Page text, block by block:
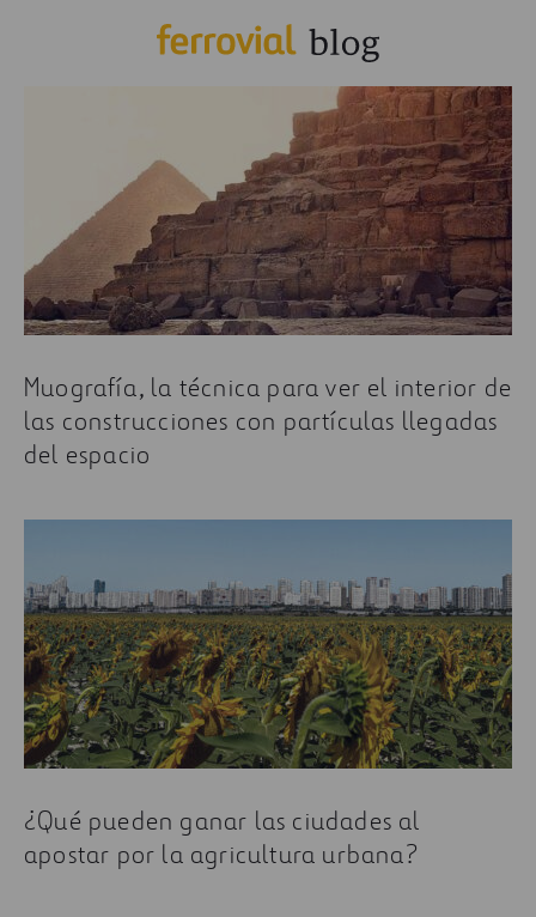
Muografía, la técnica para ver el interior de
las construcciones con partículas llegadas
del espacio
¿Qué pueden ganar las ciudades al
apostar por la agricultura urbana?